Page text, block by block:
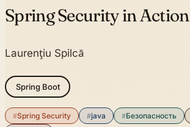
Spring Security in Action
Laurenţiu Spilcă
Spring Boot
#Spring Security #java #Безопасность